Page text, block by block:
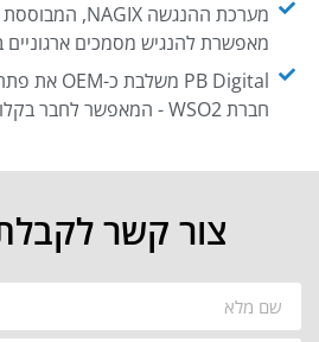
מאפשרת להנגיש מסמכים ארגוניים
חברת WSO2 - המאפשר לחבר בקלות בין מערכות ארגוניות
צור קשר